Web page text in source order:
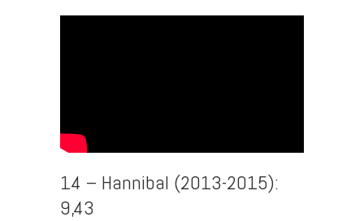
14 – Hannibal (2013-2015):
9,43